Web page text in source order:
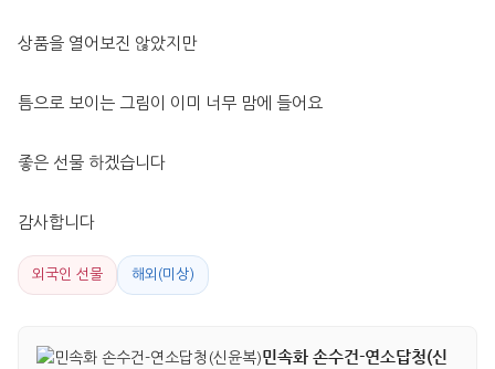
상품을 열어보진 않았지만
틈으로 보이는 그림이 이미 너무 맘에 들어요
좋은 선물 하겠습니다
감사합니다
외국인 선물 해외(미상)
민속화 손수건-연소답청(신